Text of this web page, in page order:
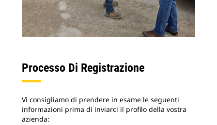
Processo Di Registrazione
Vi consigliamo di prendere in esame le seguenti
informazioni prima di inviarci il profilo della vostra
azienda: